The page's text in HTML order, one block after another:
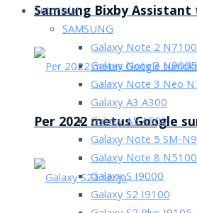
Samsung Bixby
Per 2022 metus Google
Tutorialai
SAMSUNG
Galaxy Note 2 N7100
Galaxy Note 3 N9005
Galaxy Note 3 Neo
Galaxy A3 A300
Galaxy A5 A500
Galaxy Note 5 SM-
Galaxy Note 8 N5100
Galaxy S I9000
Galaxy S2 I9100